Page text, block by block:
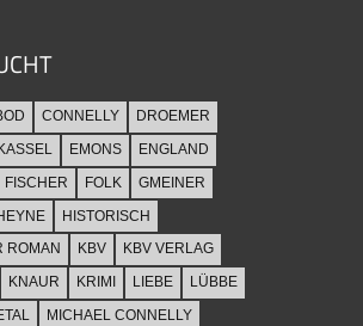
CONNELLY
DROEMER
EMONS
ENGLAND
FISCHER FOLK
GMEINER
HISTORISCH
ROMAN
KBV
KBV VERLAG
KNAUR KRIMI LIEBE
LÜBBE
MICHAEL CONNELLY